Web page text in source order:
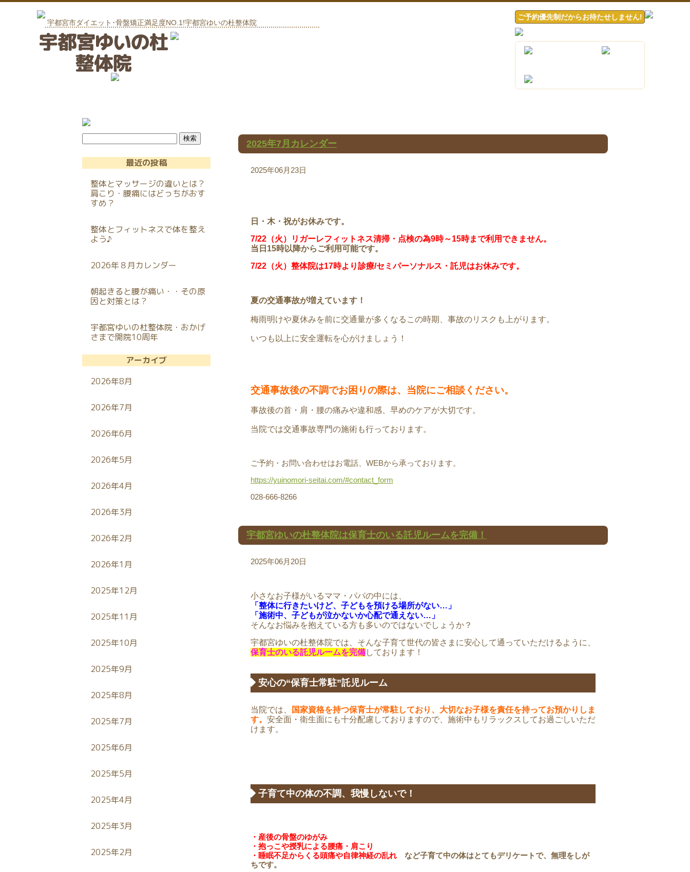
宇都宮市ダイエット･骨盤矯正満足度NO.1!宇都宮ゆいの杜整体院
ご予約優先制だからお待たせしません!
2025年7月カレンダー
2025年06月23日
日・木・祝がお休みです。
7/22（火）リガーレフィットネス清掃・点検の為9時～15時まで利用できません。
当日15時以降からご利用可能です。
7/22（火）整体院は17時より診療/セミパーソナルス・託児はお休みです。
夏の交通事故が増えています！
梅雨明けや夏休みを前に交通量が多くなるこの時期、事故のリスクも上がります。
いつも以上に安全運転を心がけましょう！
交通事故後の不調でお困りの際は、当院にご相談ください。
事故後の首・肩・腰の痛みや違和感、早めのケアが大切です。
当院では交通事故専門の施術も行っております。
ご予約・お問い合わせはお電話、WEBから承っております。
https://yuinomori-seitai.com/#contact_form
028-666-8266
宇都宮ゆいの杜整体院は保育士のいる託児ルームを完備！
2025年06月20日
小さなお子様がいるママ・パパの中には、
「整体に行きたいけど、子どもを預ける場所がない…」
「施術中、子どもが泣かないか心配で通えない…」
そんなお悩みを抱えている方も多いのではないでしょうか？
宇都宮ゆいの杜整体院では、そんな子育て世代の皆さまに安心して通っていただけるように、
保育士のいる託児ルームを完備しております！
◆ 安心の“保育士常駐”託児ルーム
当院では、
国家資格を持つ保育士が常駐しており、大切なお子様を責任を持ってお預かりしま
す。 安全面・衛生面にも十分配慮しておりますので、施術中もリラックスしてお過ごしいただ
けます。
◆ 子育て中の体の不調、我慢しないで！
・産後の骨盤のゆがみ
・抱っこや授乳による腰痛・肩こり
・睡眠不足からくる頭痛や自律神経の乱れなど子育て中の体はとてもデリケートで、無理をしが
ちです。
最近の投稿
整体とマッサージの違いとは？
肩こり・腰痛にはどっちがおす
すめ？
整体とフィットネスで体を整え
よう♪
2026年８月カレンダー
朝起きると腰が痛い・・その原
因と対策とは？
宇都宮ゆいの杜整体院・おかげ
さまで開院10周年
アーカイブ
2026年8月
2026年7月
2026年6月
2026年5月
2026年4月
2026年3月
2026年2月
2026年1月
2025年12月
2025年11月
2025年10月
2025年9月
2025年8月
2025年7月
2025年6月
2025年5月
2025年4月
2025年3月
2025年2月